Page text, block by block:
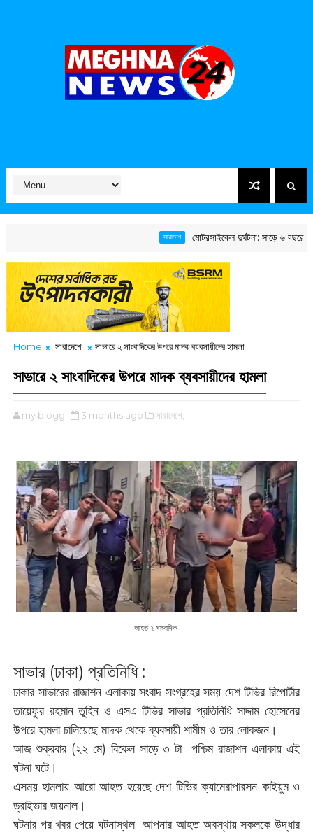
সারাদেশ মোটরসাইকেল দুর্ঘটনা: সাড়ে ৬ বছরে ১৫
Home সারাদেশে সাভারে ২ সাংবাদিকের উপরে মাদক ব্যবসায়ীদের হামলা
সাভারে ২ সাংবাদিকের উপরে মাদক ব্যবসায়ীদের হামলা
my blogg 3 months ago সারাদেশে,
আহত ২ সাংবাদিক
সাভার (ঢাকা) প্রতিনিধি :
ঢাকার সাভারের রাজাশন এলাকায় সংবাদ সংগ্রহের সময় দেশ টিভির রিপোর্টার
তায়েফুর রহমান তুহিন ও এসএ টিভির সাভার প্রতিনিধি সাদ্দাম হোসেনের
উপরে হামলা চালিয়েছে মাদক থেকে ব্যবসায়ী শামীম ও তার লোকজন।
আজ শুক্রবার (২২ মে) বিকেল সাড়ে ৩ টা পশ্চিম রাজাশন এলাকায় এই
ঘটনা ঘটে।
এসময় হামলায় আরো আহত হয়েছে দেশ টিভির ক্যামেরাপারসন কাইয়ুম ও
ড্রাইভার জয়নাল।
ঘটনার পর খবর পেয়ে ঘটনাস্থল আপনার আহত অবস্থায় সকলকে উদ্ধার